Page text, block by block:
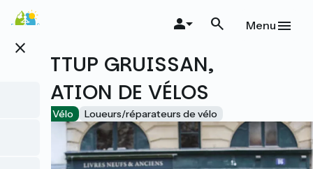
Aller
au
principal
close
Menu
TROTTUP GRUISSAN,
LOCATION DE VÉLOS
Accueil Vélo Loueurs/réparateurs de vélo